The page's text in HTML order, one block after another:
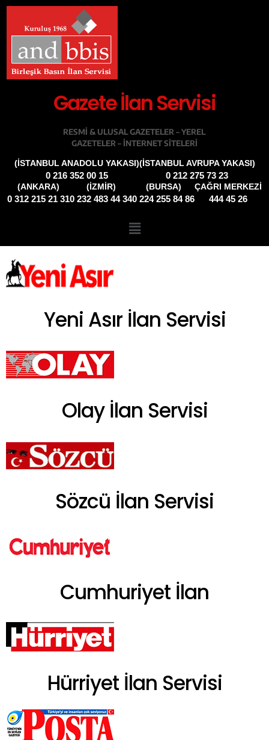
Gazete İlan Servisi
RESMI & ULUSAL GAZETELER – YEREL
GAZETELER – INTERNET SITELERI
(İSTANBUL ANADOLU YAKASI)
0 216 352 00 15
(İSTANBUL AVRUPA YAKASI)
0 212 275 73 23
(ANKARA)
0 312 215 21 31
(İZMIR)
0 232 483 44 34
(BURSA)
0 224 255 84 86
ÇAĞRI MERKEZİ
444 45 26
Yeni Asır İlan Servisi
Olay İlan Servisi
Sözcü İlan Servisi
Cumhuriyet İlan
Hürriyet İlan Servisi